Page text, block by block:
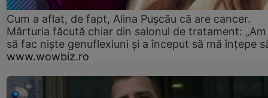
Cum a aflat, de fapt, Alina Pușcău că are cancer.
Mărturia făcută chiar din salonul de tratament:
să fac niște genuflexiuni și a început să mă înțepe
www.wowbiz.ro